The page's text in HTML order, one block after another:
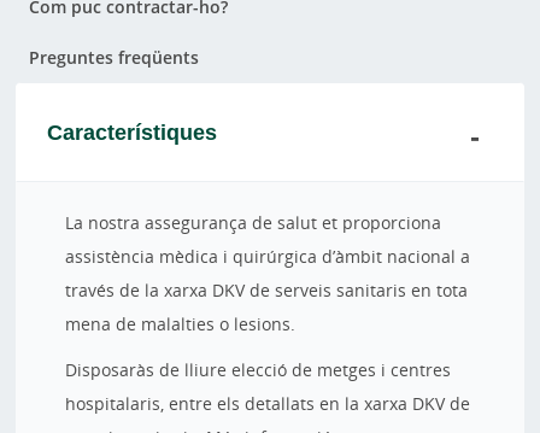
Com puc contractar-ho?
Preguntes freqüents
Característiques
La nostra assegurança de salut et proporciona
assistència mèdica i quirúrgica d’àmbit nacional a
través de la xarxa DKV de serveis sanitaris en tota
mena de malalties o lesions.
Disposaràs de lliure elecció de metges i centres
hospitalaris, entre els detallats en la xarxa DKV de